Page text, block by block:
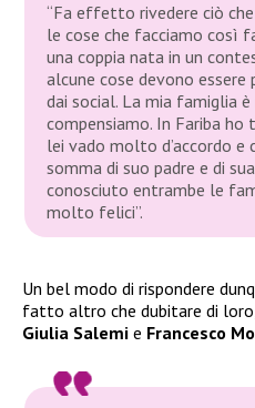
“Fa effetto rivedere ciò
le cose che facciamo così
una coppia nata in un
alcune cose devono
dai social. La mia famiglia
compensiamo. In Fariba
lei vado molto d’accordo
somma di suo padre e di
conosciuto entrambe le
molto felici”.
Un bel modo di rispondere
fatto altro che dubitare di
Giulia Salemi e Francesco